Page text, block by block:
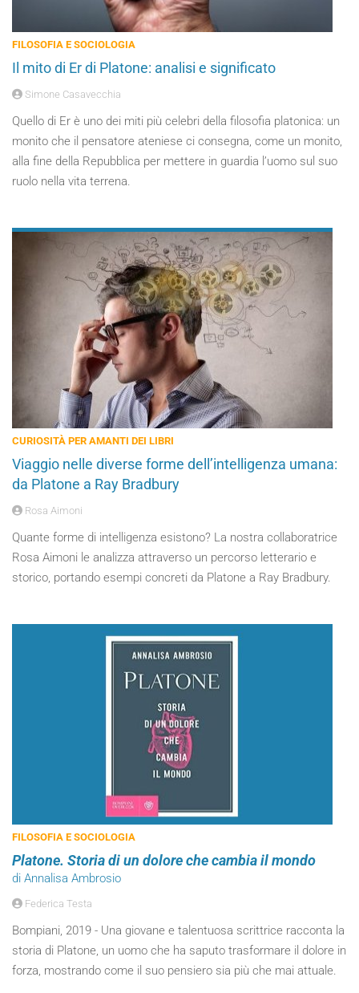
FILOSOFIA E SOCIOLOGIA
Il mito di Er di Platone: analisi e significato
Simone Casavecchia
Quello di Er è uno dei miti più celebri della filosofia platonica: un
monito che il pensatore ateniese ci consegna, come un monito,
alla fine della Repubblica per mettere in guardia l’uomo sul suo
ruolo nella vita terrena.
CURIOSITÀ PER AMANTI DEI LIBRI
Viaggio nelle diverse forme dell’intelligenza umana:
da Platone a Ray Bradbury
Rosa Aimoni
Quante forme di intelligenza esistono? La nostra collaboratrice
Rosa Aimoni le analizza attraverso un percorso letterario e
storico, portando esempi concreti da Platone a Ray Bradbury.
FILOSOFIA E SOCIOLOGIA
Platone. Storia di un dolore che cambia il mondo
di Annalisa Ambrosio
Federica Testa
Bompiani, 2019 - Una giovane e talentuosa scrittrice racconta la
storia di Platone, un uomo che ha saputo trasformare il dolore in
forza, mostrando come il suo pensiero sia più che mai attuale.